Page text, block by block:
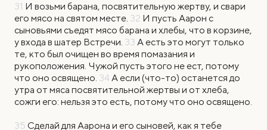
31 И возьми барана, посвятительную жертву, и свари
его мясо на святом месте. 32 И пусть Аарон с
сыновьями съедят мясо барана и хлебы, что в корзине,
у входа в шатер Встречи. 33 А есть это могут только
те, кто был очищен во время помазания и
рукоположения. Чужой пусть этого не ест, потому
что оно освящено. 34 А если (что-то) останется до
утра от мяса посвятительной жертвы и от хлеба,
сожги его: нельзя это есть, потому что оно освящено.
35 Сделай для Аарона и его сыновей, как я тебе